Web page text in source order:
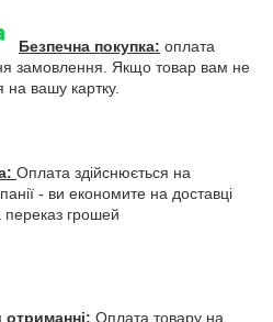
Безпечна покупка: оплата
замовлення. Якщо товар вам не
на вашу картку.
Оплата здійснюється на
- ви економите на доставці
переказ грошей
Оплата товару на